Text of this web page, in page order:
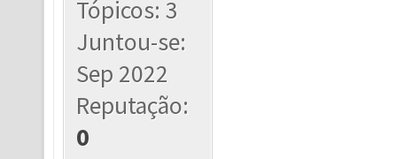
Tópicos: 3
Juntou-se:
Sep 2022
Reputação:
0